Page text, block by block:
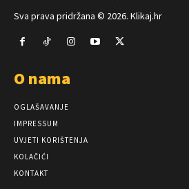
Sva prava pridržana © 2026. Klikaj.hr
O nama
OGLAŠAVANJE
IMPRESSUM
UVJETI KORIŠTENJA
KOLAČIĆI
KONTAKT